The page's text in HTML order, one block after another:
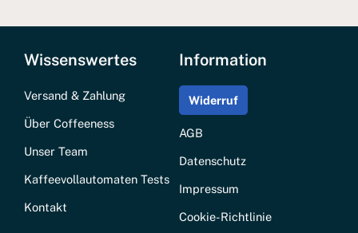
Wissenswertes
Versand & Zahlung
Über Coffeeness
Unser Team
Kaffeevollautomaten Tests
Kontakt
Information
Widerruf
AGB
Datenschutz
Impressum
Cookie-Richtlinie